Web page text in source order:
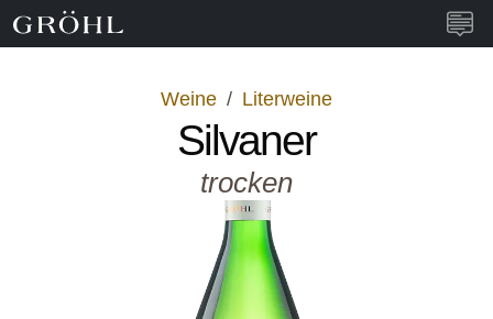
Weine / Literweine
Silvaner
trocken